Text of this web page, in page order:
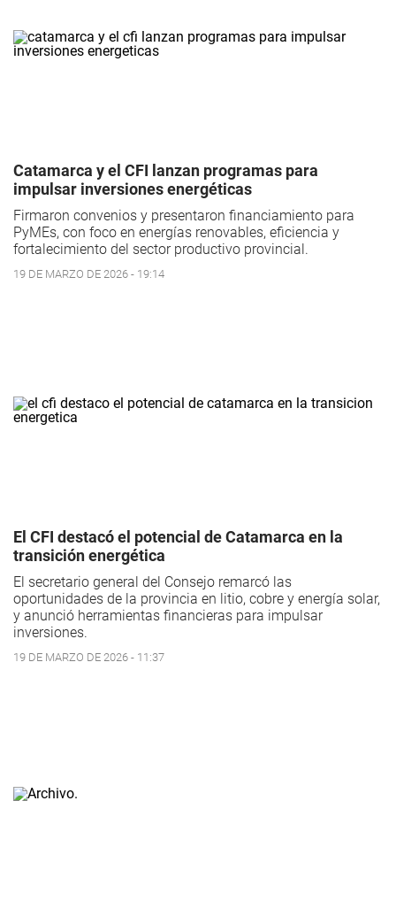
Catamarca y el CFI lanzan programas para
impulsar inversiones energéticas
Firmaron convenios y presentaron financiamiento para
PyMEs, con foco en energías renovables, eficiencia y
fortalecimiento del sector productivo provincial.
19 DE MARZO DE 2026 - 19:14
El CFI destacó el potencial de Catamarca en la
transición energética
El secretario general del Consejo remarcó las
oportunidades de la provincia en litio, cobre y energía solar,
y anunció herramientas financieras para impulsar
inversiones.
19 DE MARZO DE 2026 - 11:37